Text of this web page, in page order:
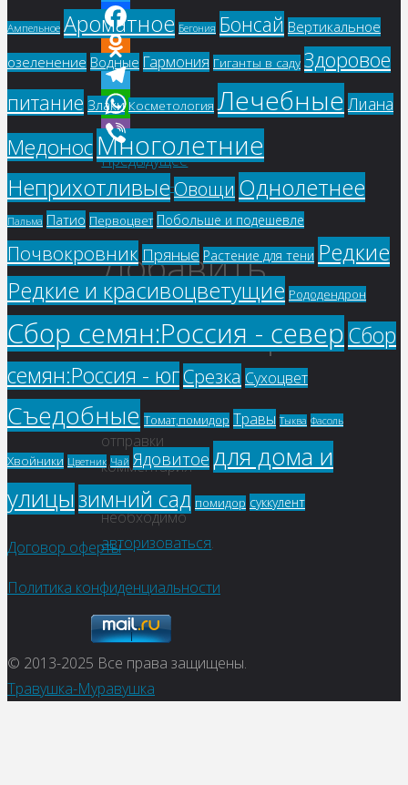
Twitter
Facebook
Odnoklassniki
Telegram
WhatsApp
Viber
Предыдущее
изображение
Добавить
комментарий
Для
отправки
комментария
вам
необходимо
авторизоваться.
Ампельное Ароматное Бегония Бонсай Вертикальное
озеленение Водные Гармония Гиганты в саду Здоровое
питание Злаки Косметология Лечебные Лиана
МедоносМноголетние
Неприхотливые Овощи Однолетнее
Пальма Патио Первоцвет Побольше и подешевле
Почвокровник Пряные Растение для тени Редкие
Редкие и красивоцветущие Рододендрон
Сбор семян:Россия - северСбор
семян:Россия - югСрезка Сухоцвет
Съедобные Томат,помидор Травы Тыква Фасоль
Хвойники Цветник Чай Ядовитое для дома и
улицызимний сад помидор суккулент
Договор оферты
Политика конфиденциальности
© 2013-2025 Все права защищены.
Травушка-Муравушка